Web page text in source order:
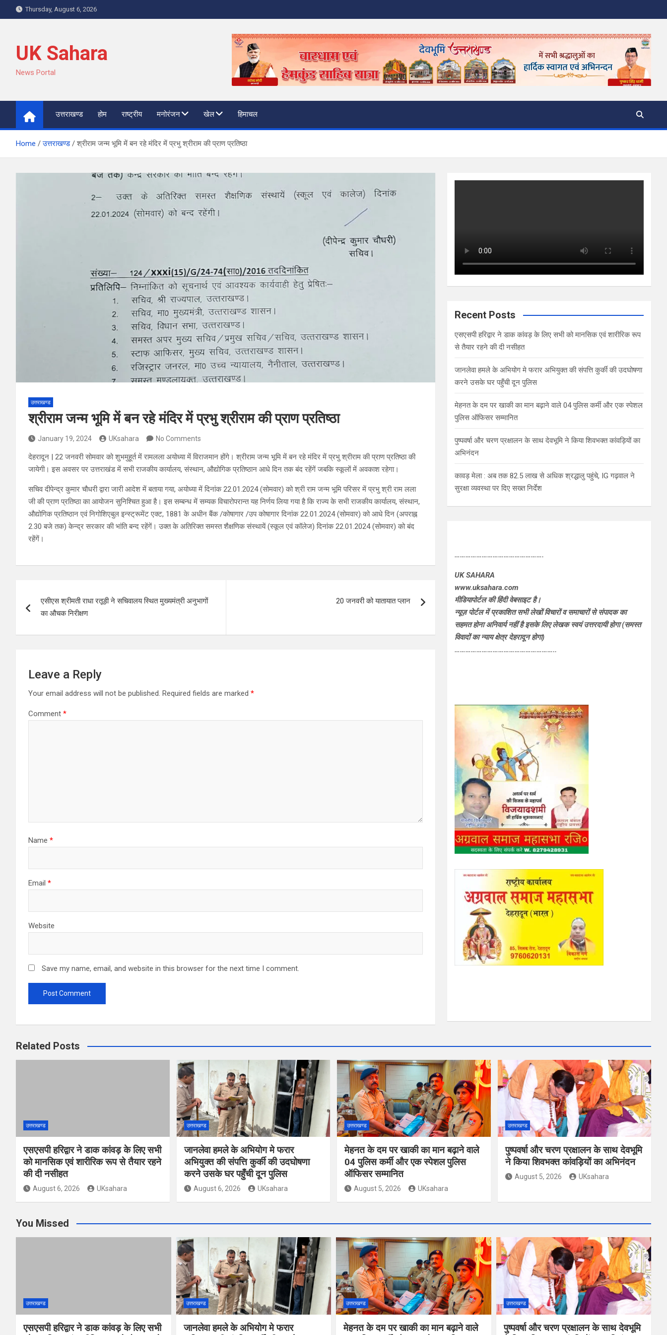
to
Thursday, August 6, 2026
UK Sahara
News Portal
उत्तराखण्ड होम राष्ट्रीय मनोरंजन खेल हिमाचल
Home उत्तराखण्ड श्रीराम जन्म भूमि में बन रहे मंदिर में प्रभु श्रीराम की प्राण प्रतिष्ठा
उत्तराखण्ड
श्रीराम जन्म भूमि में बन रहे मंदिर में प्रभु श्रीराम की प्राण प्रतिष्ठा
January 19, 2024 UKsahara No Comments
देहरादून | 22 जनवरी सोमवार को शुभमुहूर्त में रामलला अयोध्या में विराजमान होंगे। श्रीराम जन्म भूमि में बन रहे मंदिर में प्रभु श्रीराम की प्राण प्रतिष्ठा की
जायेगी। इस अवसर पर उत्तराखंड में सभी राजकीय कार्यालय, संस्थान, औद्योगिक प्रतिष्ठान आधे दिन तक बंद रहेंगें जबकि स्कूलों में अवकाश रहेगा।
सचिव दीपेन्द्र कुमार चौधरी द्वारा जारी आदेश में बताया गया, अयोध्या में दिनांक 22.01.2024 (सोमवार) को श्री राम जन्म भूमि परिसर में प्रभु श्री राम लला
जी की प्राण प्रतिष्ठा का आयोजन सुनिश्चित हुआ है। इस सम्बन्ध में सम्यक विचारोपरान्त यह निर्णय लिया गया है कि राज्य के सभी राजकीय कार्यालय, संस्थान,
औद्योगिक प्रतिष्ठान एवं निगोशिएबुल इन्स्ट्रूमेंट एक्ट, 1881 के अधीन बैंक /कोषागार /उप कोषागार दिनांक 22.01.2024 (सोमवार) को आधे दिन (अपराह्न
2.30 बजे तक) केन्द्र सरकार की भांति बन्द रहेंगें। उक्त के अतिरिक्त समस्त शैक्षणिक संस्थायें (स्कूल एवं कॉलेज) दिनांक 22.01.2024 (सोमवार) को बंद
रहेंगें।
navigation
एसीएस श्रीमती राधा रतूड़ी ने सचिवालय स्थित मुख्यमंत्री अनुभागों
का औचक निरीक्षण
20 जनवरी को यातायात प्लान
Leave a Reply
Your email address will not be published. Required fields are marked *
Comment *
Name *
Email *
Website
Save my name, email, and website in this browser for the next time I comment.
Recent Posts
एसएसपी हरिद्वार ने डाक कांवड़ के लिए सभी को मानसिक एवं शारीरिक रूप
से तैयार रहने की दी नसीहत
जानलेवा हमले के अभियोग मे फरार अभियुक्त की संपत्ति कुर्की की उदघोषणा
करने उसके घर पहुँची दून पुलिस
मेहनत के दम पर खाकी का मान बढ़ाने वाले 04 पुलिस कर्मी और एक स्पेशल
पुलिस ऑफिसर सम्मानित
पुष्पवर्षा और चरण प्रक्षालन के साथ देवभूमि ने किया शिवभक्त कांवड़ियों का
अभिनंदन
कावड़ मेला : अब तक 82.5 लाख से अधिक श्रद्धालु पहुंचे, IG गढ़वाल ने
सुरक्षा व्यवस्था पर दिए सख्त निर्देश
………………………………………….
UK SAHARA
www.uksahara.com
मीडियापोर्टल की हिंदी वेबसाइट है।
न्यूज़ पोर्टल में प्रकाशित सभी लेखों विचारों व समाचारों से संपादक का
सहमत होना अनिवार्य नहीं है इसके लिए लेखक स्वयं उत्तरदायी होगा (समस्त
विवादों का न्याय क्षेत्र देहरादून होगा)
………………………………………………..
Related Posts
उत्तराखण्ड
एसएसपी हरिद्वार ने डाक कांवड़ के लिए सभी
को मानसिक एवं शारीरिक रूप से तैयार रहने
की दी नसीहत
August 6, 2026 UKsahara
उत्तराखण्ड
जानलेवा हमले के अभियोग मे फरार
अभियुक्त की संपत्ति कुर्की की उदघोषणा
करने उसके घर पहुँची दून पुलिस
August 6, 2026 UKsahara
उत्तराखण्ड
मेहनत के दम पर खाकी का मान बढ़ाने वाले
04 पुलिस कर्मी और एक स्पेशल पुलिस
ऑफिसर सम्मानित
August 5, 2026 UKsahara
उत्तराखण्ड
पुष्पवर्षा और चरण प्रक्षालन के साथ देवभूमि
ने किया शिवभक्त कांवड़ियों का अभिनंदन
August 5, 2026 UKsahara
You Missed
उत्तराखण्ड
एसएसपी हरिद्वार ने डाक कांवड़ के लिए सभी
उत्तराखण्ड
जानलेवा हमले के अभियोग मे फरार
उत्तराखण्ड
मेहनत के दम पर खाकी का मान बढ़ाने वाले
उत्तराखण्ड
पुष्पवर्षा और चरण प्रक्षालन के साथ देवभूमि